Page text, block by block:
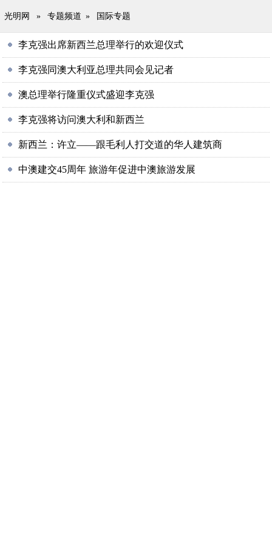
光明网 » 专题频道 » 国际专题
李克强出席新西兰总理举行的欢迎仪式
李克强同澳大利亚总理共同会见记者
澳总理举行隆重仪式盛迎李克强
李克强将访问澳大利和新西兰
新西兰：许立——跟毛利人打交道的华人建筑商
中澳建交45周年 旅游年促进中澳旅游发展